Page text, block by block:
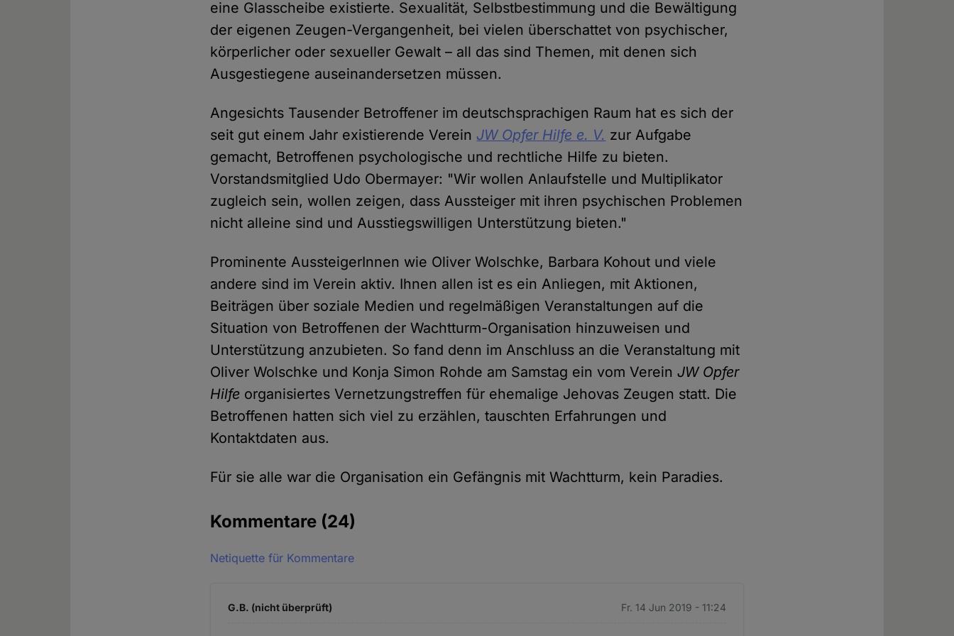
eine Glasscheibe existierte. Sexualität, Selbstbestimmung und die Bewältigung
der eigenen Zeugen-Vergangenheit, bei vielen überschattet von psychischer,
körperlicher oder sexueller Gewalt – all das sind Themen, mit denen sich
Ausgestiegene auseinandersetzen müssen.
Angesichts Tausender Betroffener im deutschsprachigen Raum hat es sich der
seit gut einem Jahr existierende VereinJW Opfer Hilfe e. V. zur Aufgabe
gemacht, Betroffenen psychologische und rechtliche Hilfe zu bieten.
Vorstandsmitglied Udo Obermayer: "Wir wollen Anlaufstelle und Multiplikator
zugleich sein, wollen zeigen, dass Aussteiger mit ihren psychischen Problemen
nicht alleine sind und Ausstiegswilligen Unterstützung bieten."
Prominente AussteigerInnen wie Oliver Wolschke, Barbara Kohout und viele
andere sind im Verein aktiv. Ihnen allen ist es ein Anliegen, mit Aktionen,
Beiträgen über soziale Medien und regelmäßigen Veranstaltungen auf die
Situation von Betroffenen der Wachtturm-Organisation hinzuweisen und
Unterstützung anzubieten. So fand denn im Anschluss an die Veranstaltung mit
Oliver Wolschke und Konja Simon Rohde am Samstag ein vom VereinJW Opfer
Hilfe organisiertes Vernetzungstreffen für ehemalige Jehovas Zeugen statt. Die
Betroffenen hatten sich viel zu erzählen, tauschten Erfahrungen und
Kontaktdaten aus.
Für sie alle war die Organisation ein Gefängnis mit Wachtturm, kein Paradies.
Kommentare (24)
Netiquette für Kommentare
G.B. (nicht überprüft) Fr. 14 Jun 2019 - 11:24